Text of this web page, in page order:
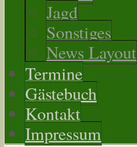
Jagd
Sonstiges
News Layout
Termine
Gästebuch
Kontakt
Impressum